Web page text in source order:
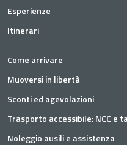
Esperienze
Itinerari
Come arrivare
Muoversi in libertà
Sconti ed agevolazioni
Trasporto accessibile: NCC e
Noleggio ausili e assistenza